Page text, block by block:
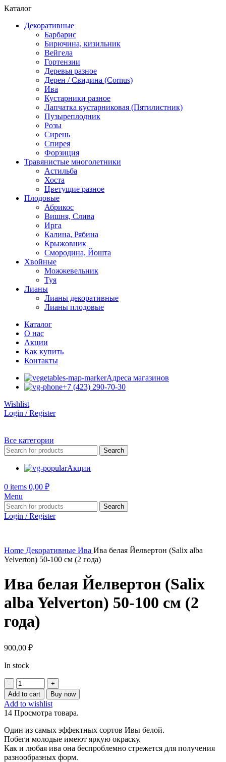
Каталог
Декоративные
Барбарис
Бирючина, кизильник
Вейгела
Гортензии
Деревья разное
Дерен / Свидина (Cornus)
Ива
Кустарники разное
Лапчатка кустарниковая (Пятилистник)
Пузыреплодник
Розы
Сирень
Спирея
Форзиция
Травянистые многолетники
Астильба
Хоста
Цветущие разное
Плодовые
Абрикос
Вишня, Слива
Ирга
Калина, Рябина
Крыжовник
Смородина, Йошта
Хвойные
Можжевельник
Туя
Лианы
Лианы декоративные
Лианы плодовые
Каталог
О нас
Акции
Как купить
Контакты
Адреса магазинов
+7 (423) 290-70-30
Wishlist
Login / Register
Все категории
Search
Акции
0 items 0,00 ₽
Menu
Search
Login / Register
Home Декоративные Ива Ива белая Йелвертон (Salix alba
Yelverton) 50-100 см (2 года)
Ива белая Йелвертон (Salix
alba Yelverton) 50-100 см (2
года)
900,00 ₽
In stock
Ива
белая
Йелвертон
(Salix
alba
Yelverton)
50-
100
см
Add to cart Buy now
Add to wishlist
14 Просмотра товара.
Один из самых эффектных сортов Ивы белой.
Побеги молодые имеют яркую окраску.
Как и любая ива она беспроблемно стрежется для получения
разнообразных форм.